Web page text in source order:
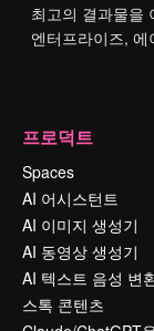
최고의 결과물을
엔터프라이즈,
프로덕트
Spaces
AI 어시스턴트
AI 이미지 생성기
AI 동영상 생성기
AI 텍스트 음성 변
스톡 콘텐츠